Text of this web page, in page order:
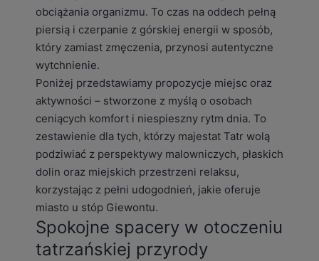
obciążania organizmu. To czas na oddech pełną
piersią i czerpanie z górskiej energii w sposób,
który zamiast zmęczenia, przynosi autentyczne
wytchnienie.
Poniżej przedstawiamy propozycje miejsc oraz
aktywności – stworzone z myślą o osobach
ceniących komfort i niespieszny rytm dnia. To
zestawienie dla tych, którzy majestat Tatr wolą
podziwiać z perspektywy malowniczych, płaskich
dolin oraz miejskich przestrzeni relaksu,
korzystając z pełni udogodnień, jakie oferuje
miasto u stóp Giewontu.
Spokojne spacery w otoczeniu
tatrzańskiej przyrody